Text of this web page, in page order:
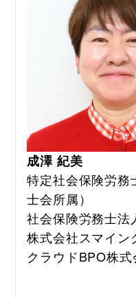
成澤 紀美
特定社会保険労務
士会所属）
社会保険労務士法
株式会社スマイン
クラウドBPO株